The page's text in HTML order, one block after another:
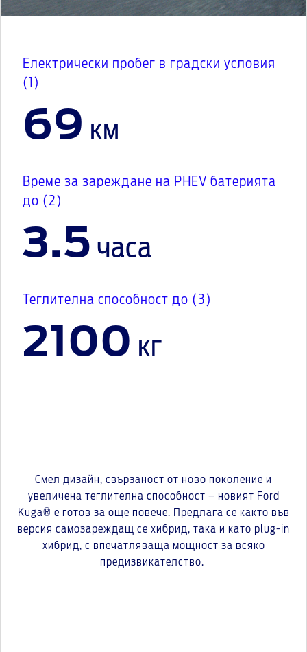
Електрически пробег в градски условия
(1)
69 км
Време за зареждане на PHEV батерията
до (2)
3.5 часа
Теглителна способност до (3)
2100 кг
Смел дизайн, свързаност от ново поколение и
увеличена теглителна способност – новият Ford
Kuga® е готов за още повече. Предлага се както във
версия самозареждащ се хибрид, така и като plug-in
хибрид, с впечатляваща мощност за всяко
предизвикателство.